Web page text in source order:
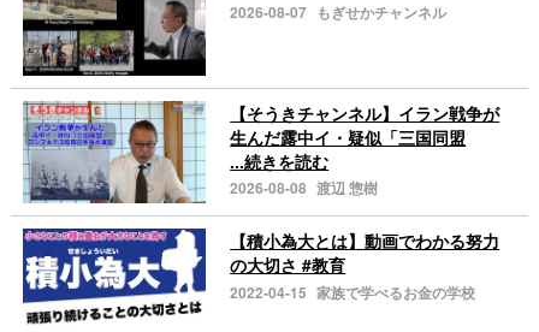
2026-08-07 もぎせかチャンネル
【そうきチャンネル】イラン戦争が
生んだ露中イ・疑似「三国同盟
...続きを読む
2026-08-08 渡辺 惣樹
【積小為大とは】動画でわかる努力
の大切さ #教育
2022-04-15 家族で学べるお金の学校